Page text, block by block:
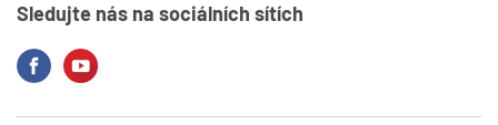
Sledujte nás na sociálních sítích